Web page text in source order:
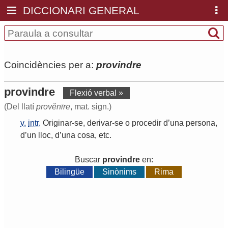
DICCIONARI GENERAL
Coincidències per a: provindre
provindre
Flexió verbal »
(Del llatí provĕnīre, mat. sign.)
v. intr. Originar-se, derivar-se o procedir d’una persona,
d’un lloc, d’una cosa, etc.
Buscar provindre en:
Bilingüe
Sinònims Rima